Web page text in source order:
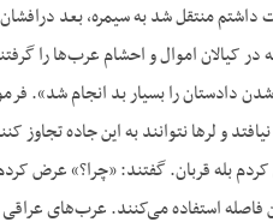
منتقل شد به سیمره، بعد درافشان
کیالان اموال و احشام عرب‌ها را
دادستان را بسیار بد انجام شد».
و لرها نتوانند به این جاده
بله قربان. گفتند: «چرا؟» عرض کردم
استفاده می‌کنند. عرب‌های